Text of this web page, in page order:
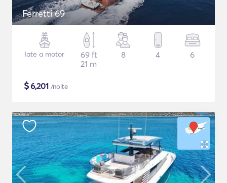
Ferretti 69
Iate a motor
69 ft
21 m
8 4 6
$6,201 /noite